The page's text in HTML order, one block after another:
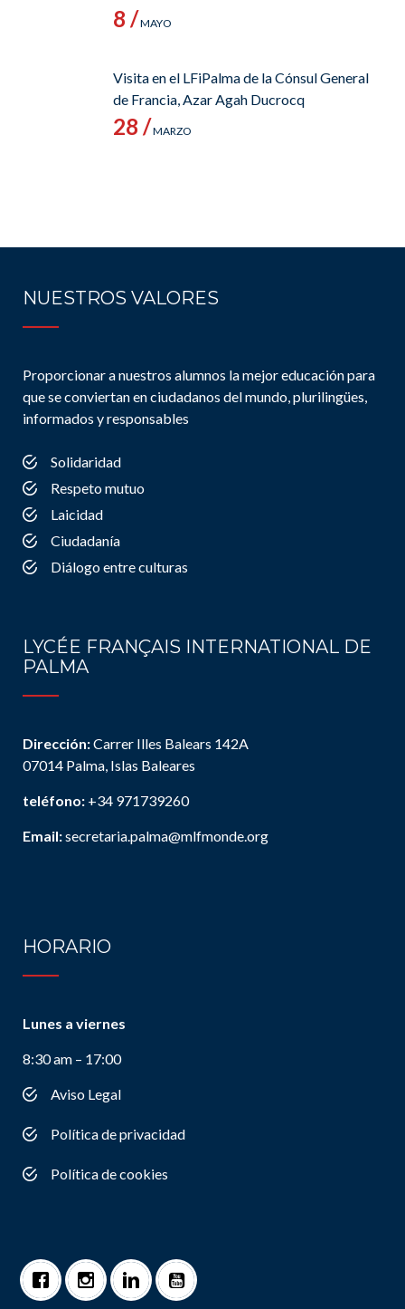
8 /MAYO
Visita en el LFiPalma de la Cónsul General
de Francia, Azar Agah Ducrocq
28 /MARZO
NUESTROS VALORES
Proporcionar a nuestros alumnos la mejor educación para
que se conviertan en ciudadanos del mundo, plurilingües,
informados y responsables
Solidaridad
Respeto mutuo
Laicidad
Ciudadanía
Diálogo entre culturas
LYCÉE FRANÇAIS INTERNATIONAL DE
PALMA
Dirección:Carrer Illes Balears 142A
07014 Palma, Islas Baleares
teléfono: +34 971739260
Email:secretaria.palma@mlfmonde.org
HORARIO
Lunes a viernes
8:30 am – 17:00
Aviso Legal
Política de privacidad
Política de cookies